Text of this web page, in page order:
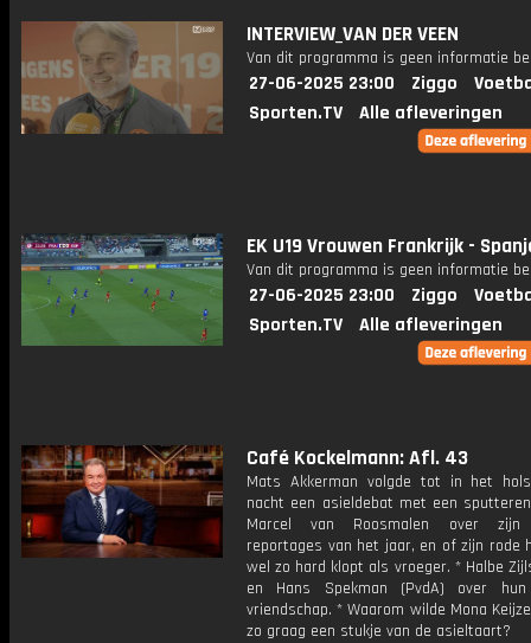
INTERVIEW_VAN DER VEEN
Van dit programma is geen informatie
27-06-2025 23:00 Ziggo
Sporten.TV
Alle afleveringen
EK U19 Vrouwen Frankrijk -
Van dit programma is geen informatie
27-06-2025 23:00 Ziggo
Sporten.TV
Alle afleveringen
Café Kockelmann: Afl. 43
Mats Akkerman volgde tot in het
nacht een asieldebat met een
Marcel van Roosmalen over zijn
reportages van het jaar, en of zijn rode
wel zo hard klopt als vroeger. * Halbe
en Hans Spekman (PvdA) over
vriendschap. * Waarom wilde Mona
zo graag een stukje van de asieltaart?